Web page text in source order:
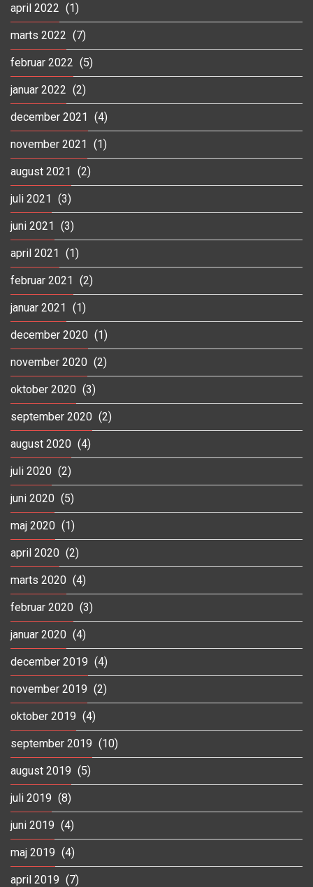
april 2022 (1)
marts 2022 (7)
februar 2022 (5)
januar 2022 (2)
december 2021 (4)
november 2021 (1)
august 2021 (2)
juli 2021 (3)
juni 2021 (3)
april 2021 (1)
februar 2021 (2)
januar 2021 (1)
december 2020 (1)
november 2020 (2)
oktober 2020 (3)
september 2020 (2)
august 2020 (4)
juli 2020 (2)
juni 2020 (5)
maj 2020 (1)
april 2020 (2)
marts 2020 (4)
februar 2020 (3)
januar 2020 (4)
december 2019 (4)
november 2019 (2)
oktober 2019 (4)
september 2019 (10)
august 2019 (5)
juli 2019 (8)
juni 2019 (4)
maj 2019 (4)
april 2019 (7)